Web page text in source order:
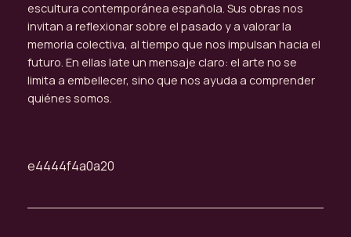
escultura contemporánea española. Sus obras nos
invitan a reflexionar sobre el pasado y a valorar la
memoria colectiva, al tiempo que nos impulsan hacia el
futuro. En ellas late un mensaje claro: el arte no se
limita a embellecer, sino que nos ayuda a comprender
quiénes somos.
e4444f4a0a20